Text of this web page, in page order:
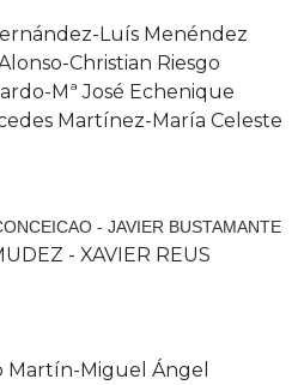
Luís Menéndez
Christian Riesgo
Mª José Echenique
Martínez-María Celeste
- JAVIER BUSTAMANTE
- XAVIER REUS
Martín-Miguel Ángel